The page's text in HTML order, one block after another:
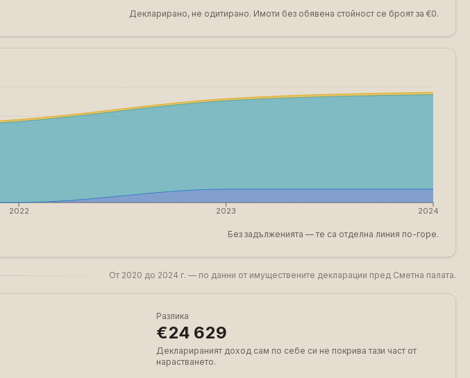
Декларирано, не одитирано. Имоти без обявена стойност се броят за €0.
2022 2023 2024
Без задълженията — те са отделна линия по-горе.
От 2020 до 2024 г. — по данни от имуществените декларации пред Сметна палата.
Разлика
€24 629
Декларираният доход сам по себе си не покрива тази част от
нарастването.